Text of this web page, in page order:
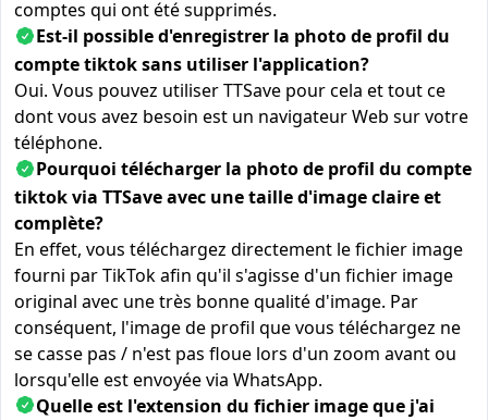
comptes qui ont été supprimés.
Est-il possible d'enregistrer la photo de profil du
compte tiktok sans utiliser l'application?
Oui. Vous pouvez utiliser TTSave pour cela et tout ce
dont vous avez besoin est un navigateur Web sur votre
téléphone.
Pourquoi télécharger la photo de profil du compte
tiktok via TTSave avec une taille d'image claire et
complète?
En effet, vous téléchargez directement le fichier image
fourni par TikTok afin qu'il s'agisse d'un fichier image
original avec une très bonne qualité d'image. Par
conséquent, l'image de profil que vous téléchargez ne
se casse pas / n'est pas floue lors d'un zoom avant ou
lorsqu'elle est envoyée via WhatsApp.
Quelle est l'extension du fichier image que j'ai